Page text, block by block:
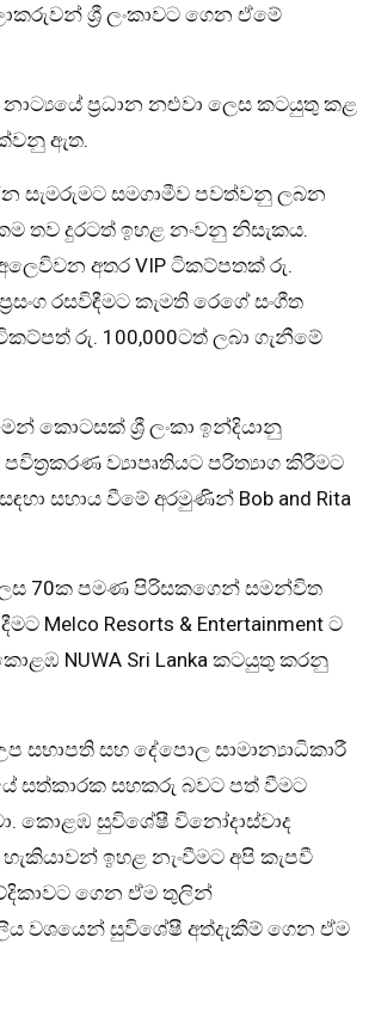
ශ්‍රී ලංකාවට ගෙන ඒමේ
ප්‍රධාන නළුවා ලෙස කටයුතු කළ
ඇත.
සැමරුමට සමගාමීව පවත්වනු ලබන
තව දුරටත් ඉහළ නංවනු නිසැකය.
අතර VIP ටිකට්පතක් රු.
රසවිඳීමට කැමති රෙගේ සංගීත
රු. 100,000ටත් ලබා ගැනීමේ
කොටසක් ශ්‍රී ලංකා ඉන්දියානු
ව්‍යාපෘතියට පරිත්‍යාග කිරීමට
සහාය වීමේ අරමුණින් Bob and Rita
70ක පමණ පිරිසකගෙන් සමන්විත
Resorts & Entertainment ට
NUWA Sri Lanka කටයුතු කරනු
සභාපති සහ දේපොල සාමාන්‍යාධිකාරී
සත්කාරක සහකරු බවට පත් වීමට
කොළඹ සුවිශේෂී විනෝදාස්වාද
ඉහළ නැංවීමට අපි කැපවී
ගෙන ඒම තුලින්
වශයෙන් සුවිශේෂී අත්දැකීම් ගෙන ඒම